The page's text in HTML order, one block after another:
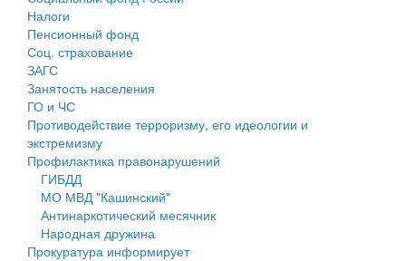
Противодействие коррупции
Контрольно-счетная палата
Персональные данные
Оценка регулирующего воздействия
Деятельность МУ
Нормативы градостроительного проектирования
Правила землепользования и застройки
Генеральные планы
Налоги
Пенсионный фонд
Соц. страхование
ЗАГС
Занятость населения
ГО и ЧС
Противодействие терроризму, его идеологии и
экстремизму
Профилактика правонарушений
ГИБДД
МО МВД "Кашинский"
Антинаркотический месячник
Народная дружина
Прокуратура информирует